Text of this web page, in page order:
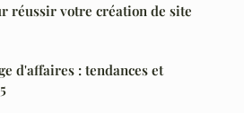
réussir votre création de site
d'affaires : tendances et